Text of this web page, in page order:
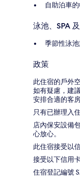
自助泊車
泳池、SPA
季節性泳
政策
此住宿的戶外
如有疑慮，建
安排合適的客房
只有已辦理入
店內保安設備
心放心。
此住宿接受以
接受以下信用
住宿登記編號